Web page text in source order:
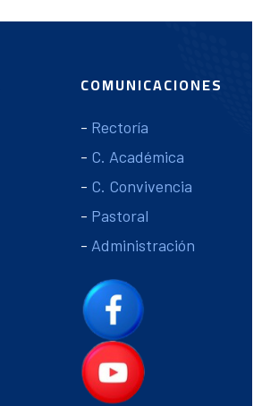
COMUNICACIONES
- Rectoría
- C. Académica
- C. Convivencia
- Pastoral
- Administración